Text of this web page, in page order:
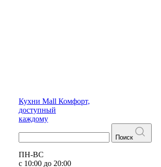
Кухни Mall Комфорт,
доступный
каждому
Поиск
ПН-ВС
с 10:00 до 20:00